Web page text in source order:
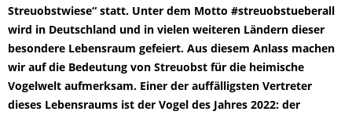
Streuobstwiese“ statt. Unter dem Motto #streuobstueberall
wird in Deutschland und in vielen weiteren Ländern dieser
besondere Lebensraum gefeiert. Aus diesem Anlass machen
wir auf die Bedeutung von Streuobst für die heimische
Vogelwelt aufmerksam. Einer der auffälligsten Vertreter
dieses Lebensraums ist der Vogel des Jahres 2022: der